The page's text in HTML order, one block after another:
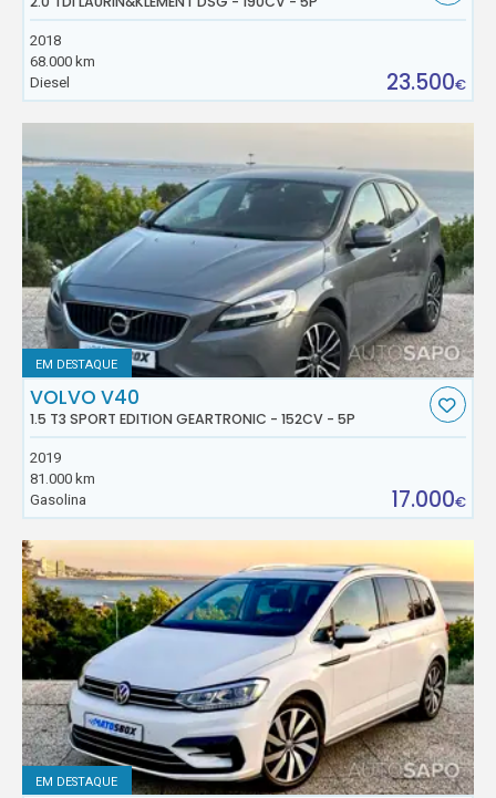
2018
68.000 km
Diesel
23.500€
EM DESTAQUE
VOLVO V40
1.5 T3 SPORT EDITION GEARTRONIC - 152CV - 5P
2019
81.000 km
Gasolina
17.000€
EM DESTAQUE